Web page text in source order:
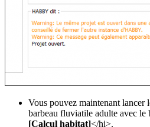
Vous pouvez maintenant lancer
barbeau fluviatile adulte avec
[Calcul habitat]</hi>.